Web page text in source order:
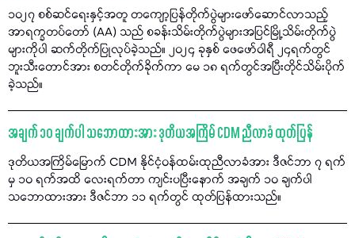
၁၀၂၇ စစ်ဆင်ရေးနှင့်အတူ တကျော့ပြန်တိုက်ပွဲများဖော်ဆောင်လာသည့်
အာရက္ခတပ်တော် (AA) သည် စခန်းသိမ်းတိုက်ပွဲများအပြင်မြို့သိမ်းတိုက်ပွဲ
များကိုပါ ဆက်တိုက်ပြုလုပ်ခဲ့သည်။ ၂၀၂၄ ခုနှစ် ဖေဖော်ဝါရီ ၂၄ရက်တွင်
ဘူးသီးတောင်အား စတင်တိုက်ခိုက်ကာ မေ ၁၈ ရက်တွင်အပြီးတိုင်သိမ်းပိုက်
ခဲ့သည်။
အချက် ၁၀ ချက်ပါ သဘောထားအား ဒုတိယအကြိမ် CDM ညီလာခံ ထုတ်ပြန်
ဒုတိယအကြိမ်မြောက် CDM နိုင်ငံ့ဝန်ထမ်းထုညီလာခံအား ဒီဇင်ဘာ ၇ ရက်
မှ ၁၀ ရက်အထိ လေးရက်တာ ကျင်းပပြီးနောက် အချက် ၁၀ ချက်ပါ
သဘောထားအား ဒီဇင်ဘာ ၁၁ ရက်တွင် ထုတ်ပြန်ထားသည်။